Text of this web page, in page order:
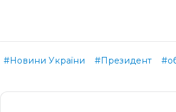
#Новини України #Президент